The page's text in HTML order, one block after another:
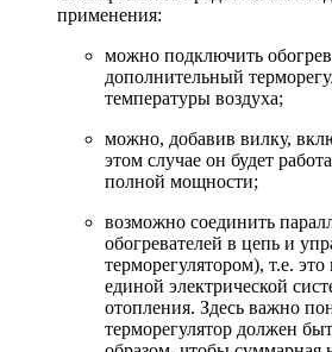
применения:
можно подключить
дополнительный
температуры воздуха;
можно, добавив вилку,
этом случае он будет
полной мощности;
возможно соединить
обогревателей в цепь и
терморегулятором), т.е.
единой электрической
отопления. Здесь важно
терморегулятор должен